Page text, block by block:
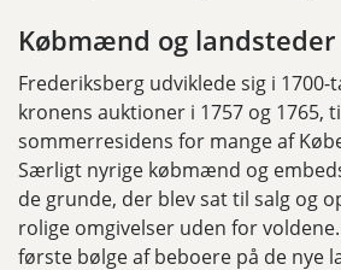
Købmænd og landsteder
Frederiksberg udviklede sig i
kronens auktioner i 1757 og 1765,
sommerresidens for mange af
Særligt nyrige købmænd og
de grunde, der blev sat til salg og
rolige omgivelser uden for
første bølge af beboere på de nye